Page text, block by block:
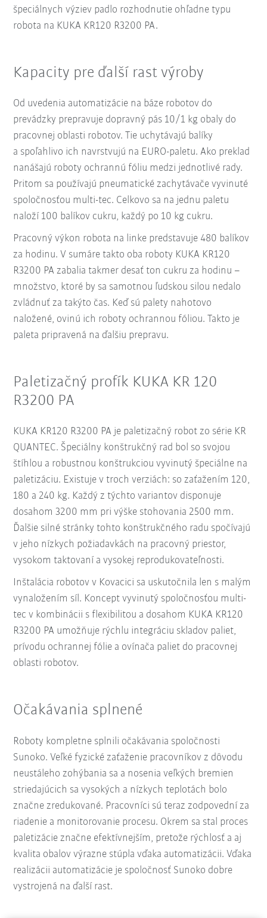
špeciálnych výziev padlo rozhodnutie ohľadne typu
robota na KUKA KR120 R3200 PA.
Kapacity pre ďalší rast výroby
Od uvedenia automatizácie na báze robotov do
prevádzky prepravuje dopravný pás 10/1 kg obaly do
pracovnej oblasti robotov. Tie uchytávajú balíky
a spoľahlivo ich navrstvujú na EURO-paletu. Ako preklad
nanášajú roboty ochrannú fóliu medzi jednotlivé rady.
Pritom sa používajú pneumatické zachytávače vyvinuté
spoločnosťou multi-tec. Celkovo sa na jednu paletu
naloží 100 balíkov cukru, každý po 10 kg cukru.
Pracovný výkon robota na linke predstavuje 480 balíkov
za hodinu. V sumáre takto oba roboty KUKA KR120
R3200 PA zabalia takmer desať ton cukru za hodinu –
množstvo, ktoré by sa samotnou ľudskou silou nedalo
zvládnuť za takýto čas. Keď sú palety nahotovo
naložené, ovinú ich roboty ochrannou fóliou. Takto je
paleta pripravená na ďalšiu prepravu.
Paletizačný profík KUKA KR 120
R3200 PA
KUKA KR120 R3200 PA je paletizačný robot zo série KR
QUANTEC. Špeciálny konštrukčný rad bol so svojou
štíhlou a robustnou konštrukciou vyvinutý špeciálne na
paletizáciu. Existuje v troch verziách: so zaťažením 120,
180 a 240 kg. Každý z týchto variantov disponuje
dosahom 3200 mm pri výške stohovania 2500 mm.
Ďalšie silné stránky tohto konštrukčného radu spočívajú
v jeho nízkych požiadavkách na pracovný priestor,
vysokom taktovaní a vysokej reprodukovateľnosti.
Inštalácia robotov v Kovacici sa uskutočnila len s malým
vynaložením síl. Koncept vyvinutý spoločnosťou multi-
tec v kombinácii s flexibilitou a dosahom KUKA KR120
R3200 PA umožňuje rýchlu integráciu skladov paliet,
prívodu ochrannej fólie a ovínača paliet do pracovnej
oblasti robotov.
Očakávania splnené
Roboty kompletne splnili očakávania spoločnosti
Sunoko. Veľké fyzické zaťaženie pracovníkov z dôvodu
neustáleho zohýbania sa a nosenia veľkých bremien
striedajúcich sa vysokých a nízkych teplotách bolo
značne zredukované. Pracovníci sú teraz zodpovední za
riadenie a monitorovanie procesu. Okrem sa stal proces
paletizácie značne efektívnejším, pretože rýchlosť a aj
kvalita obalov výrazne stúpla vďaka automatizácii. Vďaka
realizácii automatizácie je spoločnosť Sunoko dobre
vystrojená na ďalší rast.